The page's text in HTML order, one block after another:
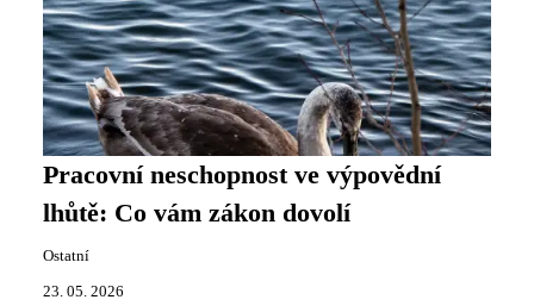
Pracovní neschopnost ve výpovědní
lhůtě: Co vám zákon dovolí
Ostatní
23. 05. 2026